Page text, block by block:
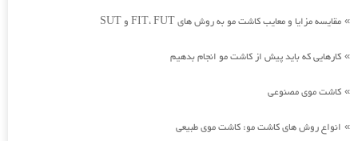
» مقایسه مزایا و معایب کاشت مو به روش های FIT، FUT و SUT
» کارهایی که باید پیش از کاشت مو انجام بدهیم
» کاشت موی مصنوعی
» انواع روش های کاشت مو: کاشت موی طبیعی